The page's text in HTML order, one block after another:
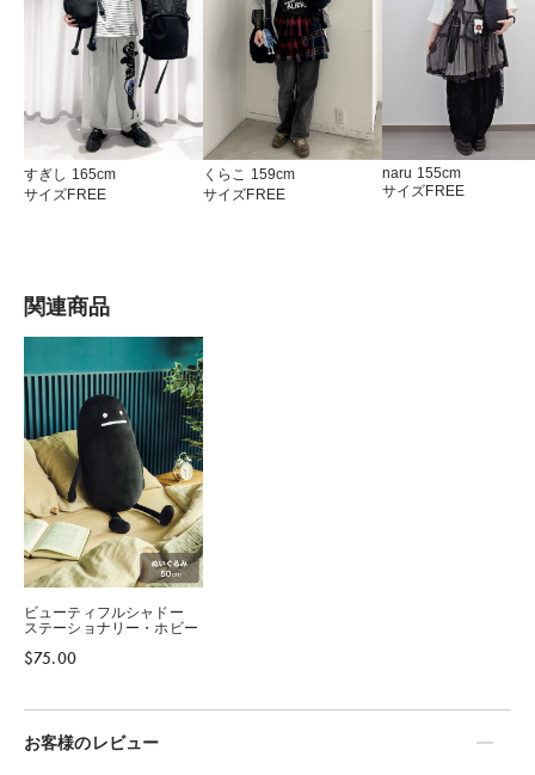
すぎし 165cm
サイズFREE
くらこ 159cm
サイズFREE
naru 155cm
サイズFREE
関連商品
ビューティフルシャドー
ステーショナリー・ホビー
$‌75.00
お客様のレビュー